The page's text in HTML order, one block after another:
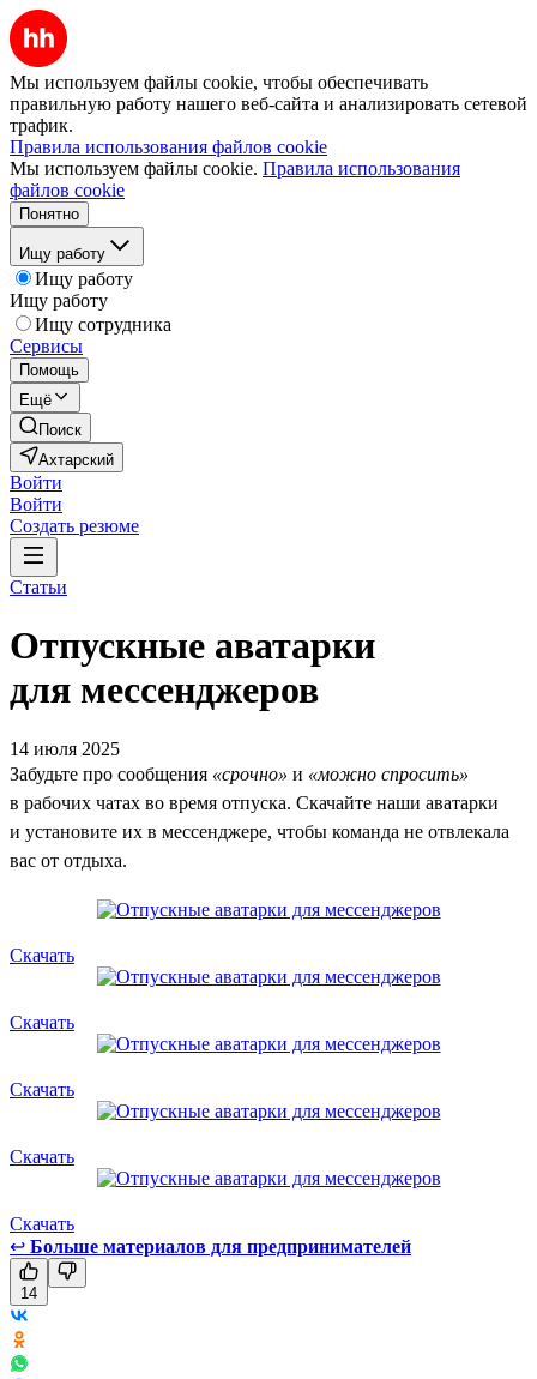
Мы используем файлы cookie, чтобы обеспечивать
правильную работу нашего веб-сайта и анализировать сетевой
трафик.
Правила использования файлов cookie
Мы используем файлы cookie. Правила использования
файлов cookie
Понятно
Ищу работу
Ищу работу
Ищу работу
Ищу сотрудника
Сервисы
Помощь
Ещё
Поиск
Ахтарский
Войти
Войти
Создать резюме
Статьи
Отпускные аватарки
для мессенджеров
14 июля 2025
Забудьте про сообщения «срочно» и «можно спросить»
в рабочих чатах во время отпуска. Скачайте наши аватарки
и установите их в мессенджере, чтобы команда не отвлекала
вас от отдыха.
Скачать
Скачать
Скачать
Скачать
Скачать
↩ Больше материалов для предпринимателей
14